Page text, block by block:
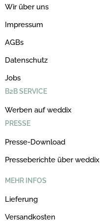
Wir über uns
Impressum
AGBs
Datenschutz
Jobs
B2B SERVICE
Werben auf weddix
PRESSE
Presse-Download
Presseberichte über weddix
MEHR INFOS
Lieferung
Versandkosten